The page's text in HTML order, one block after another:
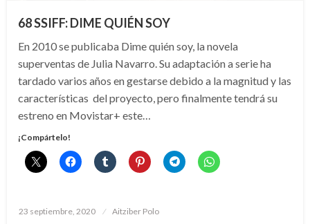
68 SSIFF: DIME QUIÉN SOY
En 2010 se publicaba Dime quién soy, la novela
superventas de Julia Navarro. Su adaptación a serie ha
tardado varios años en gestarse debido a la magnitud y las
características del proyecto, pero finalmente tendrá su
estreno en Movistar+ este…
¡Compártelo!
Publicado
23 septiembre, 2020 Aitziber Polo